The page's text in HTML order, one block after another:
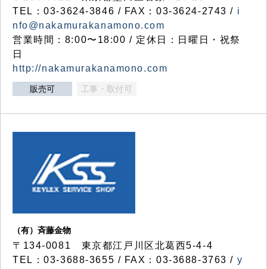
TEL：03-3624-3846 / FAX：03-3624-2743 / i
nfo@nakamurakanamono.com
営業時間：8:00〜18:00 / 定休日：日曜日・祝祭
日
http://nakamurakanamono.com
販売可 工事・取付可
（有）斉藤金物
〒134-0081 東京都江戸川区北葛西5-4-4
TEL：03-3688-3655 / FAX：03-3688-3763 / y